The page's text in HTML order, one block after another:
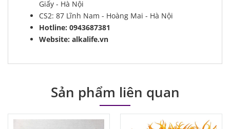
Giấy - Hà Nội
CS2: 87 Lĩnh Nam - Hoàng Mai - Hà Nội
Hotline: 0943687381
Website: alkalife.vn
Sản phẩm liên quan